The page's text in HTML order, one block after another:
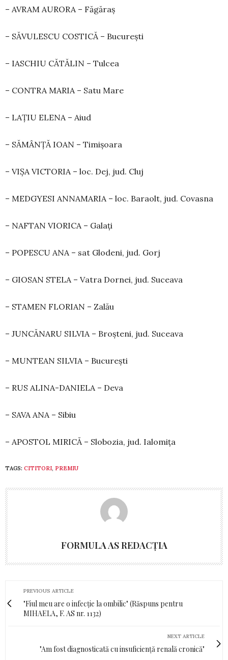
– AVRAM AURORA – Făgăraș
– SĂVULESCU COSTICĂ – București
– IASCHIU CĂTĂLIN – Tulcea
– CONTRA MARIA – Satu Mare
– LAȚIU ELENA – Aiud
– SĂMÂNȚĂ IOAN – Timișoara
– VIȘA VICTORIA – loc. Dej, jud. Cluj
– MEDGYESI ANNAMARIA – loc. Baraolt, jud. Covasna
– NAFTAN VIORICA – Galați
– POPESCU ANA – sat Glodeni, jud. Gorj
– GIOSAN STELA – Vatra Dornei, jud. Suceava
– STAMEN FLORIAN – Zalău
– JUNCĂNARU SILVIA – Broșteni, jud. Suceava
– MUNTEAN SILVIA – București
– RUS ALINA-DANIELA – Deva
– SAVA ANA – Sibiu
– APOSTOL MIRICĂ – Slobozia, jud. Ialomița
TAGS: CITITORI, PREMIU
FORMULA AS REDACȚIA
PREVIOUS ARTICLE
"Fiul meu are o infecție la ombilic" (Răspuns pentru
MIHAELA, F. AS nr. 1132)
NEXT ARTICLE
"Am fost diagnosticată cu insuficiență renală cronică"